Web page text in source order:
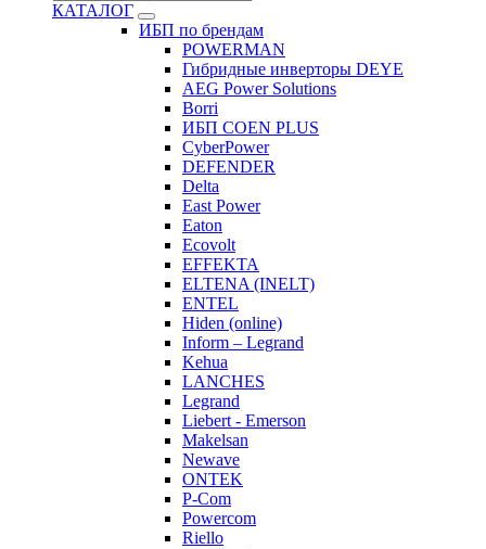
КАТАЛОГ
ИБП по брендам
POWERMAN
Гибридные инверторы DEYE
AEG Power Solutions
Borri
ИБП COEN PLUS
CyberPower
DEFENDER
Delta
East Power
Eaton
Ecovolt
EFFEKTA
ELTENA (INELT)
ENTEL
Hiden (online)
Inform – Legrand
Kehua
LANCHES
Legrand
Liebert - Emerson
Makelsan
Newave
ONTEK
P-Com
Powercom
Riello